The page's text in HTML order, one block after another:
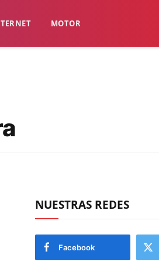
MOTOR
NUESTRAS REDES
Facebook